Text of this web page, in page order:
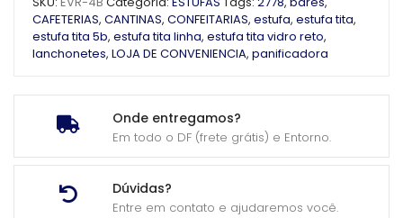
Onde entregamos?
Em todo o DF (frete grátis) e Entorno.
Dúvidas?
Entre em contato e ajudaremos você.
CAFETERIAS, CANTINAS, CONFEITARIAS, estufa, estufa tita,
estufa tita 5b, estufa tita linha, estufa tita vidro reto,
lanchonetes, LOJA DE CONVENIENCIA, panificadora